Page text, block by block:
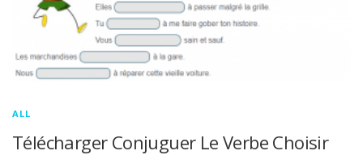
ALL
Télécharger Conjuguer Le Verbe Choisir